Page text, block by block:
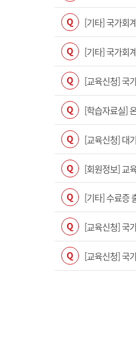
Q [기타] 국가회
Q [기타] 국가회
Q [교육신청] 국
Q [학습자료실]
Q [교육신청] 대
Q [회원정보] 교
Q [기타] 수료증
Q [교육신청] 국
Q [교육신청] 국